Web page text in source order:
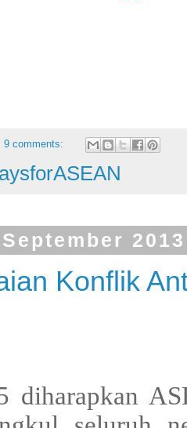
9 comments:
2013
Konflik
diharapkan